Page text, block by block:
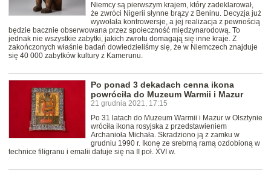
Niemcy są pierwszym krajem, który zadeklarował,
że zwróci Nigerii słynne brązy z Beninu. Decyzja już
wywołała kontrowersje, a jej realizacja z pewnością
będzie bacznie obserwowana przez społeczność międzynarodową. To
jednak nie wszystkie zabytki, jakich zwrotu domagają się inne kraje. Z
zakończonych właśnie badań dowiedzieliśmy się, że w Niemczech znajduje
się 40 000 zabytków kultury z Kamerunu.
Po ponad 3 dekadach cenna ikona
powróciła do Muzeum Warmii i Mazur
21 grudnia 2021, 17:15
Po 31 latach do Muzeum Warmii i Mazur w Olsztynie
wróciła ikona rosyjska z przedstawieniem
Archanioła Michała. Skradziono ją z zamku w
grudniu 1990 r. Ikonę ze srebrną ramą ozdobioną w
technice filigranu i emalii datuje się na II poł. XVI w.